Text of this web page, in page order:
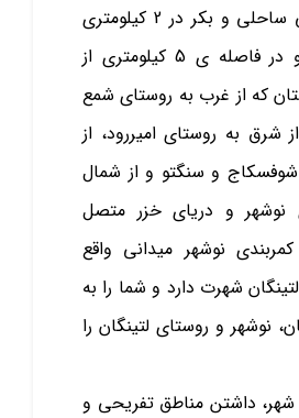
لتینگان ، روستایی ساحلی و بکر در 2 کیلومتری
شهرستان نوشهر و در فاصله ی 5 کیلومتری از
که از غرب به روستای شمع
شرق به روستای امیررود، از
و سنگتو و از شمال
نوشهر و دریای خزر متصل
نوشهر میدانی واقع
شهرت دارد و شما را به
نوشهر و روستای لتینگان را
داشتن مناطق تفریحی و